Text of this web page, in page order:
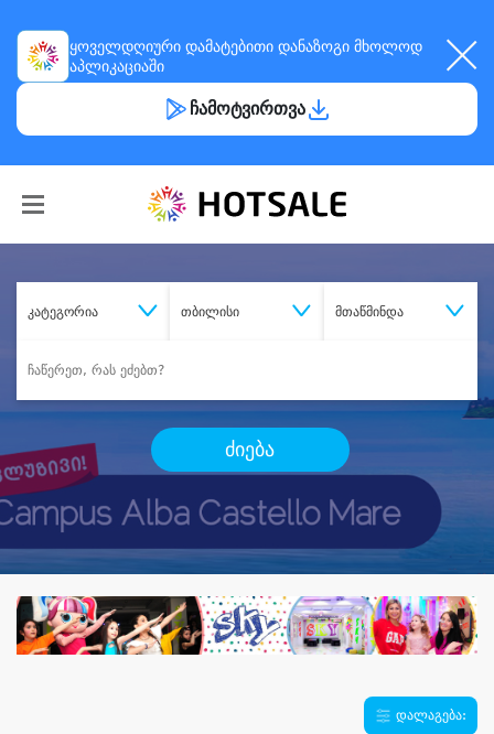
ყოველდღიური დამატებითი დანაზოგი მხოლოდ
აპლიკაციაში
ჩამოტვირთვა
კატეგორია თბილისი მთაწმინდა
ძიება
დალაგება: